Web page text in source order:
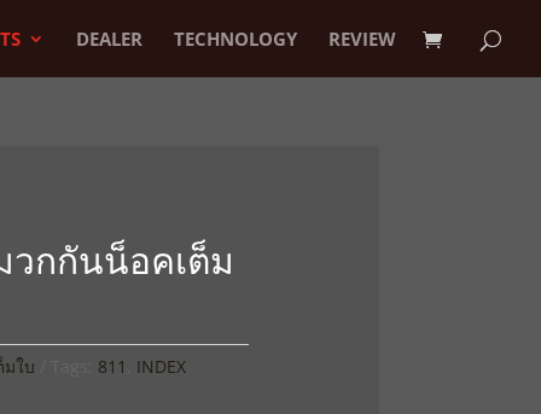
DEALER TECHNOLOGY REVIEW
วกกันน็อคเต็ม
ใบ 811 INDEX